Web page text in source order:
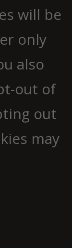
will be
only
also
out of
out
may